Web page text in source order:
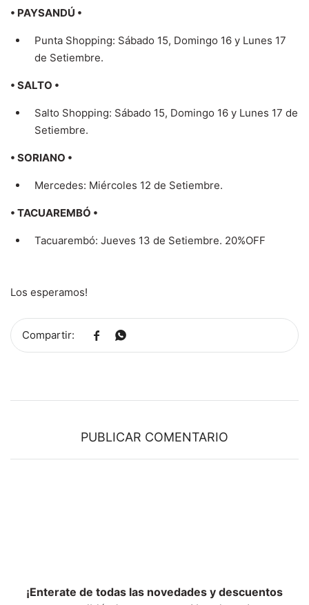
• PAYSANDÚ •
Punta Shopping: Sábado 15, Domingo 16 y Lunes 17
de Setiembre.
• SALTO •
Salto Shopping: Sábado 15, Domingo 16 y Lunes 17 de
Setiembre.
• SORIANO •
Mercedes: Miércoles 12 de Setiembre.
• TACUAREMBÓ •
Tacuarembó: Jueves 13 de Setiembre. 20%OFF
Los esperamos!
 
PUBLICAR COMENTARIO
¡Enterate de todas las novedades y descuentos